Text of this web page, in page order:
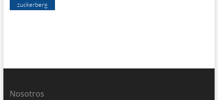
zuckerberg
Nosotros